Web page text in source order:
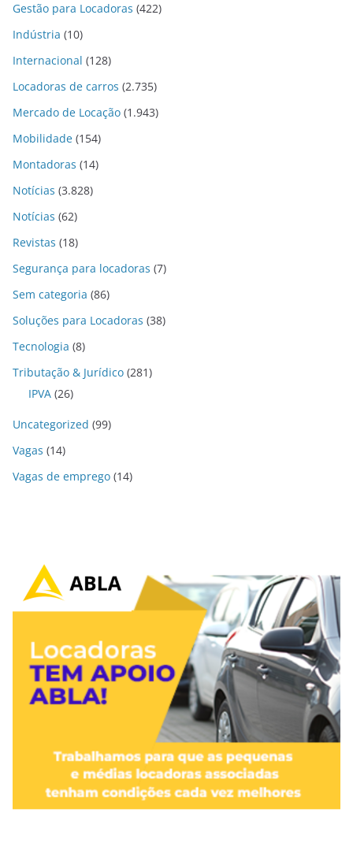
Gestão para Locadoras (422)
Indústria (10)
Internacional (128)
Locadoras de carros (2.735)
Mercado de Locação (1.943)
Mobilidade (154)
Montadoras (14)
Notícias (3.828)
Notícias (62)
Revistas (18)
Segurança para locadoras (7)
Sem categoria (86)
Soluções para Locadoras (38)
Tecnologia (8)
Tributação & Jurídico (281)
IPVA (26)
Uncategorized (99)
Vagas (14)
Vagas de emprego (14)